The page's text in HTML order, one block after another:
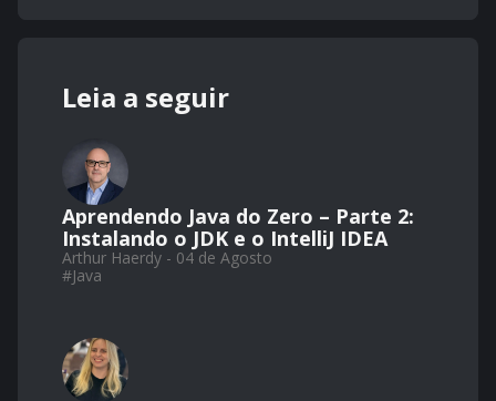
Leia a seguir
Aprendendo Java do Zero – Parte 2:
Instalando o JDK e o IntelliJ IDEA
Arthur Haerdy - 04 de Agosto
#Java